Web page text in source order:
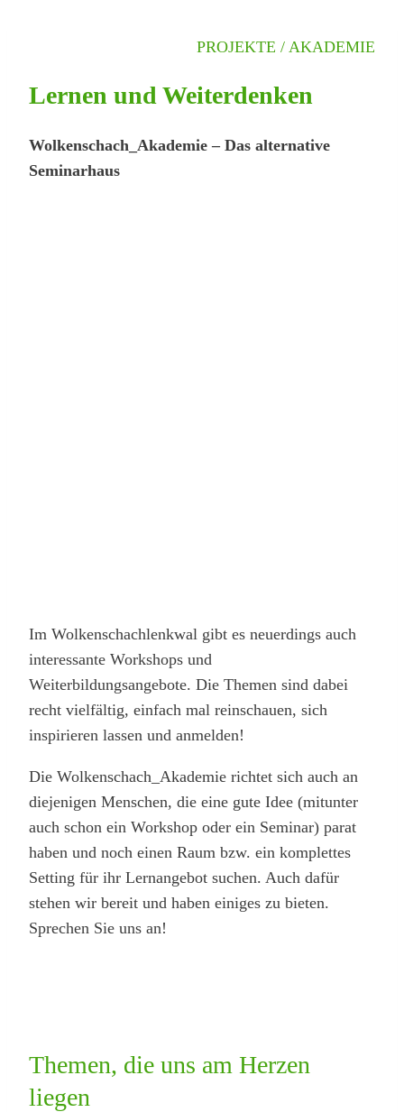
PROJEKTE / AKADEMIE
Lernen und Weiterdenken
Wolkenschach_Akademie – Das alternative
Seminarhaus
Im Wolkenschachlenkwal gibt es neuerdings auch
interessante Workshops und
Weiterbildungsangebote. Die Themen sind dabei
recht vielfältig, einfach mal reinschauen, sich
inspirieren lassen und anmelden!
Die Wolkenschach_Akademie richtet sich auch an
diejenigen Menschen, die eine gute Idee (mitunter
auch schon ein Workshop oder ein Seminar) parat
haben und noch einen Raum bzw. ein komplettes
Setting für ihr Lernangebot suchen. Auch dafür
stehen wir bereit und haben einiges zu bieten.
Sprechen Sie uns an!
Themen, die uns am Herzen
liegen